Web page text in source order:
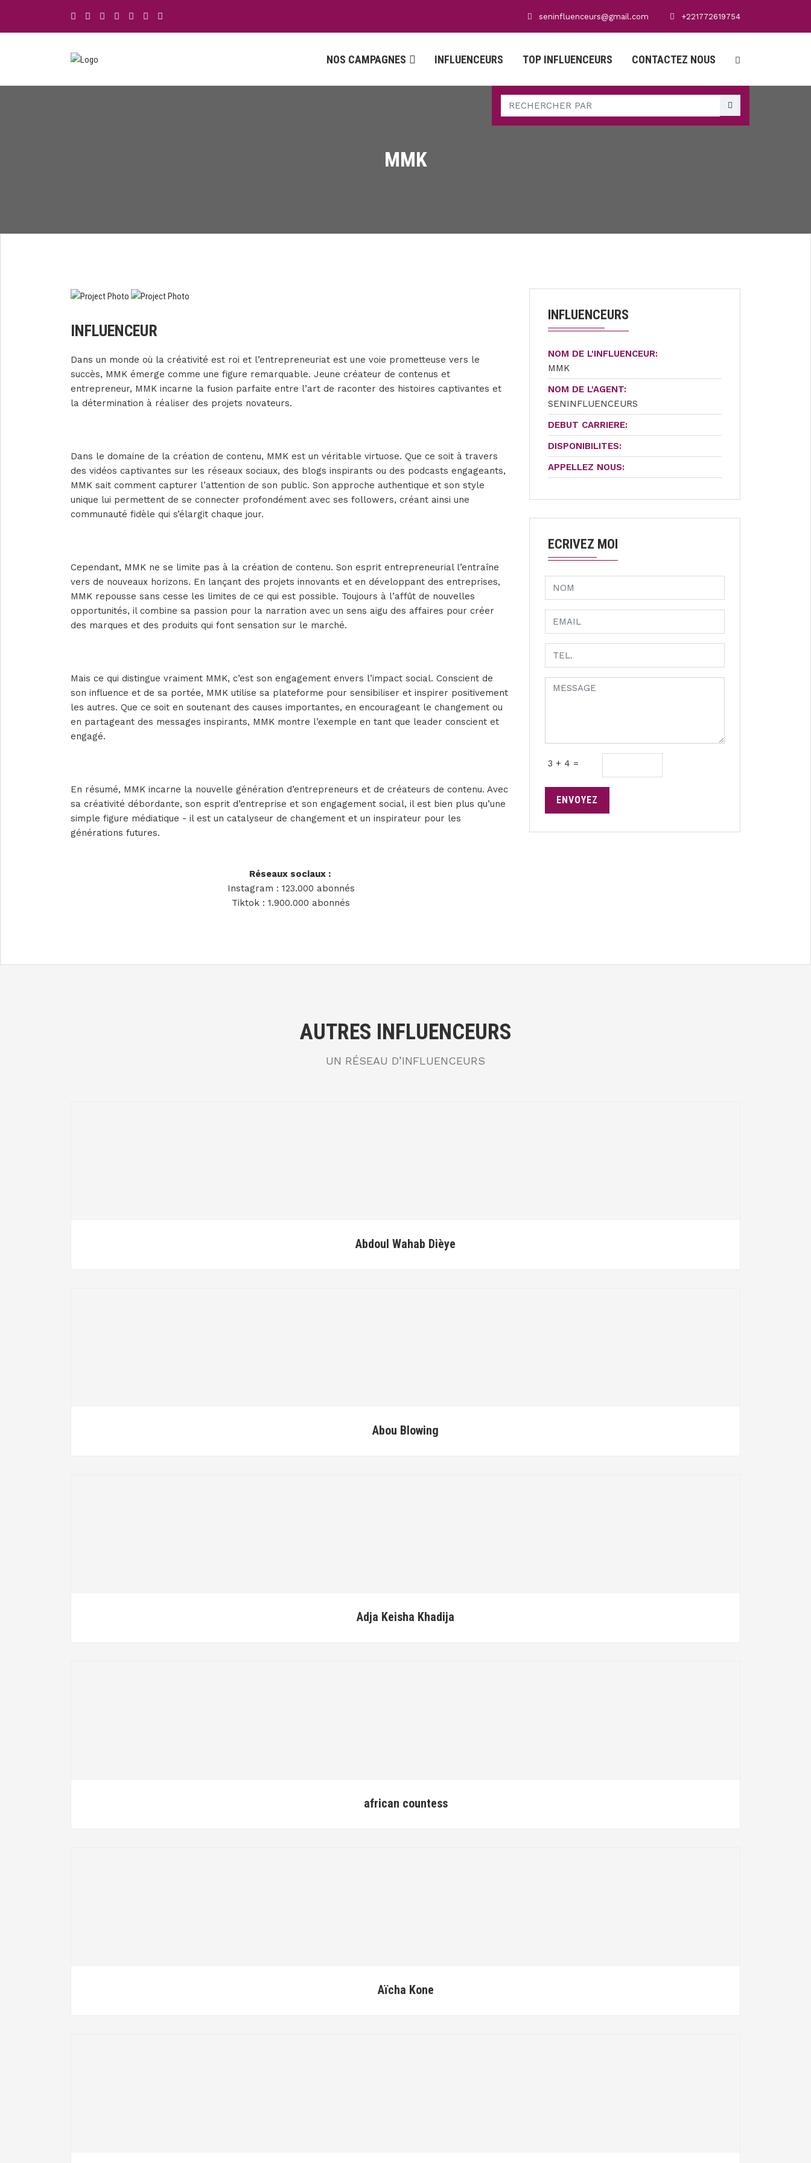
seninfluenceurs@gmail.com +221772619754
NOS CAMPAGNES INFLUENCEURS TOP INFLUENCEURS CONTACTEZ NOUS
MMK
INFLUENCEUR
Dans un monde où la créativité est roi et l’entrepreneuriat est une voie prometteuse vers le
succès, MMK émerge comme une figure remarquable. Jeune créateur de contenus et
entrepreneur, MMK incarne la fusion parfaite entre l’art de raconter des histoires captivantes et
la détermination à réaliser des projets novateurs.
Dans le domaine de la création de contenu, MMK est un véritable virtuose. Que ce soit à travers
des vidéos captivantes sur les réseaux sociaux, des blogs inspirants ou des podcasts engageants,
MMK sait comment capturer l’attention de son public. Son approche authentique et son style
unique lui permettent de se connecter profondément avec ses followers, créant ainsi une
communauté fidèle qui s’élargit chaque jour.
Cependant, MMK ne se limite pas à la création de contenu. Son esprit entrepreneurial l’entraîne
vers de nouveaux horizons. En lançant des projets innovants et en développant des entreprises,
MMK repousse sans cesse les limites de ce qui est possible. Toujours à l’affût de nouvelles
opportunités, il combine sa passion pour la narration avec un sens aigu des affaires pour créer
des marques et des produits qui font sensation sur le marché.
Mais ce qui distingue vraiment MMK, c’est son engagement envers l’impact social. Conscient de
son influence et de sa portée, MMK utilise sa plateforme pour sensibiliser et inspirer positivement
les autres. Que ce soit en soutenant des causes importantes, en encourageant le changement ou
en partageant des messages inspirants, MMK montre l’exemple en tant que leader conscient et
engagé.
En résumé, MMK incarne la nouvelle génération d’entrepreneurs et de créateurs de contenu. Avec
sa créativité débordante, son esprit d’entreprise et son engagement social, il est bien plus qu’une
simple figure médiatique - il est un catalyseur de changement et un inspirateur pour les
générations futures.
Réseaux sociaux :
Instagram : 123.000 abonnés
Tiktok : 1.900.000 abonnés
INFLUENCEURS
NOM DE L'INFLUENCEUR:
MMK
NOM DE L'AGENT:
SENINFLUENCEURS
DEBUT CARRIERE:
DISPONIBILITES:
APPELLEZ NOUS:
ECRIVEZ MOI
3 + 4 =
ENVOYEZ
AUTRES INFLUENCEURS
UN RÉSEAU D’INFLUENCEURS
Abdoul Wahab Dièye
Abou Blowing
Adja Keisha Khadija
african countess
Aïcha Kone